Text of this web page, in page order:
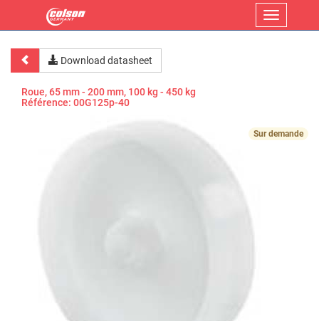
Menu
Download datasheet
Roue, 65 mm - 200 mm, 100 kg - 450 kg
Référence: 00G125p-40
Sur demande